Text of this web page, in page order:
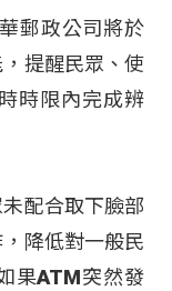
郵政公司將於
提醒民眾、使
時限內完成辨
配合取下臉部
降低對一般民
果ATM突然發